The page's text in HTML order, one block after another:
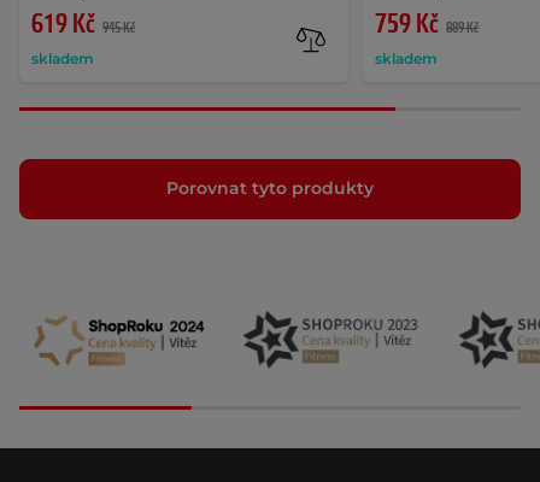
619 Kč 945 Kč
skladem
759 Kč 889 Kč
skladem
Porovnat tyto produkty